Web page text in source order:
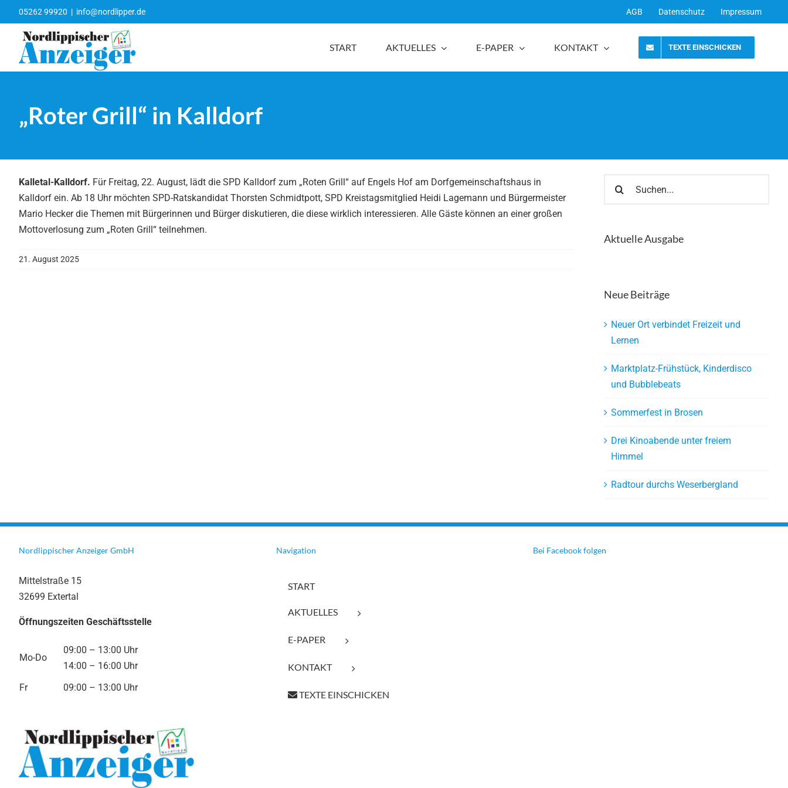
Inhalt
springen
05262 99920 | info@nordlipper.de AGB Datenschutz Impressum
START AKTUELLES E-PAPER KONTAKT TEXTE EINSCHICKEN
„Roter Grill“ in Kalldorf
Kalletal-Kalldorf. Für Freitag, 22. August, lädt die SPD Kalldorf zum „Roten Grill“ auf Engels Hof am Dorfgemeinschaftshaus in
Kalldorf ein. Ab 18 Uhr möchten SPD-Ratskandidat Thorsten Schmidtpott, SPD Kreistagsmitglied Heidi Lagemann und Bürgermeister
Mario Hecker die Themen mit Bürgerinnen und Bürger diskutieren, die diese wirklich interessieren. Alle Gäste können an einer großen
Mottoverlosung zum „Roten Grill“ teilnehmen.
21. August 2025
nach:
Aktuelle Ausgabe
Neue Beiträge
Neuer Ort verbindet Freizeit und
Lernen
Marktplatz-Frühstück, Kinderdisco
und Bubblebeats
Sommerfest in Brosen
Drei Kinoabende unter freiem
Himmel
Radtour durchs Weserbergland
Nordlippischer Anzeiger GmbH
Mittelstraße 15
32699 Extertal
Öffnungszeiten Geschäftsstelle
Mo-Do
09:00 – 13:00 Uhr
14:00 – 16:00 Uhr
Fr
09:00 – 13:00 Uhr
Navigation
START
AKTUELLES
E-PAPER
KONTAKT
TEXTE EINSCHICKEN
Bei Facebook folgen